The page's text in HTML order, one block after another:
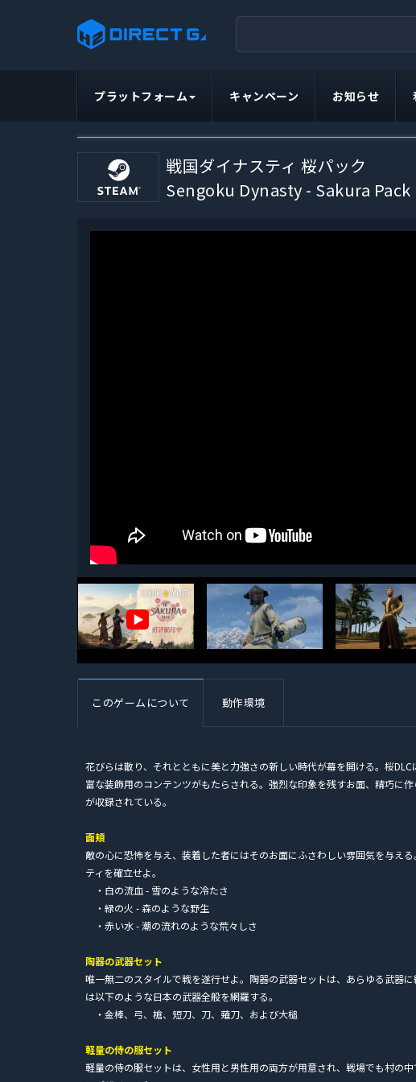
プラットフォーム キャンペーン お知らせ
戦国ダイナスティ 桜パック
Sengoku Dynasty - Sakura Pack
▶
このゲームについて 動作環境
花びらは散り、それとともに美と力強さの新しい時代が幕を開ける。桜
富な装飾用のコンテンツがもたらされる。強烈な印象を残すお面、精巧に
が収録されている。
面頬
敵の心に恐怖を与え、装着した者にはそのお面にふさわしい雰囲気を与え
ティを確立せよ。
・白の流血 - 雪のような冷たさ
・緑の火 - 森のような野生
・赤い水 - 潮の流れのような荒々しさ
陶器の武器セット
唯一無二のスタイルで戦を遂行せよ。陶器の武器セットは、あらゆる武器
は以下のような日本の武器全般を網羅する。
・金棒、弓、槍、短刀、刀、薙刀、および大槌
軽量の侍の服セット
軽量の侍の服セットは、女性用と男性用の両方が用意され、戦場でも村の